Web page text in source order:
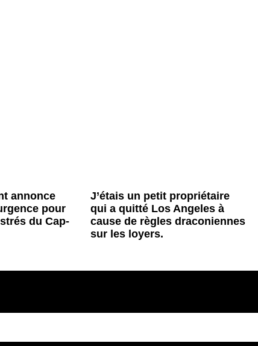
annonce
pour
du Cap-
J’étais un petit propriétaire
qui a quitté Los Angeles à
cause de règles draconiennes
sur les loyers.